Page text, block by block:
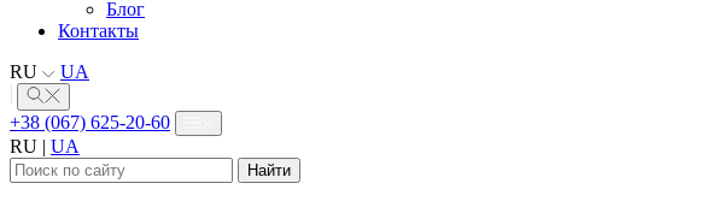
Блог
Контакты
RU
UA
+38 (067) 625-20-60
RU | UA
Найти: